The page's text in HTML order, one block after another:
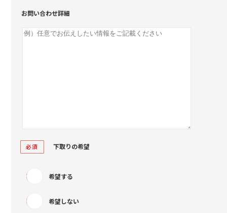
お問い合わせ詳細
必須 下取りの希望
希望する
希望しない